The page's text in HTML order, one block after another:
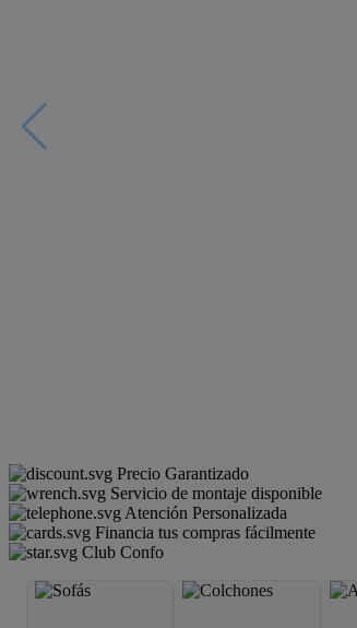
Precio Garantizado
Servicio de montaje disponible
Atención Personalizada
Financia tus compras fácilmente
Club Confo